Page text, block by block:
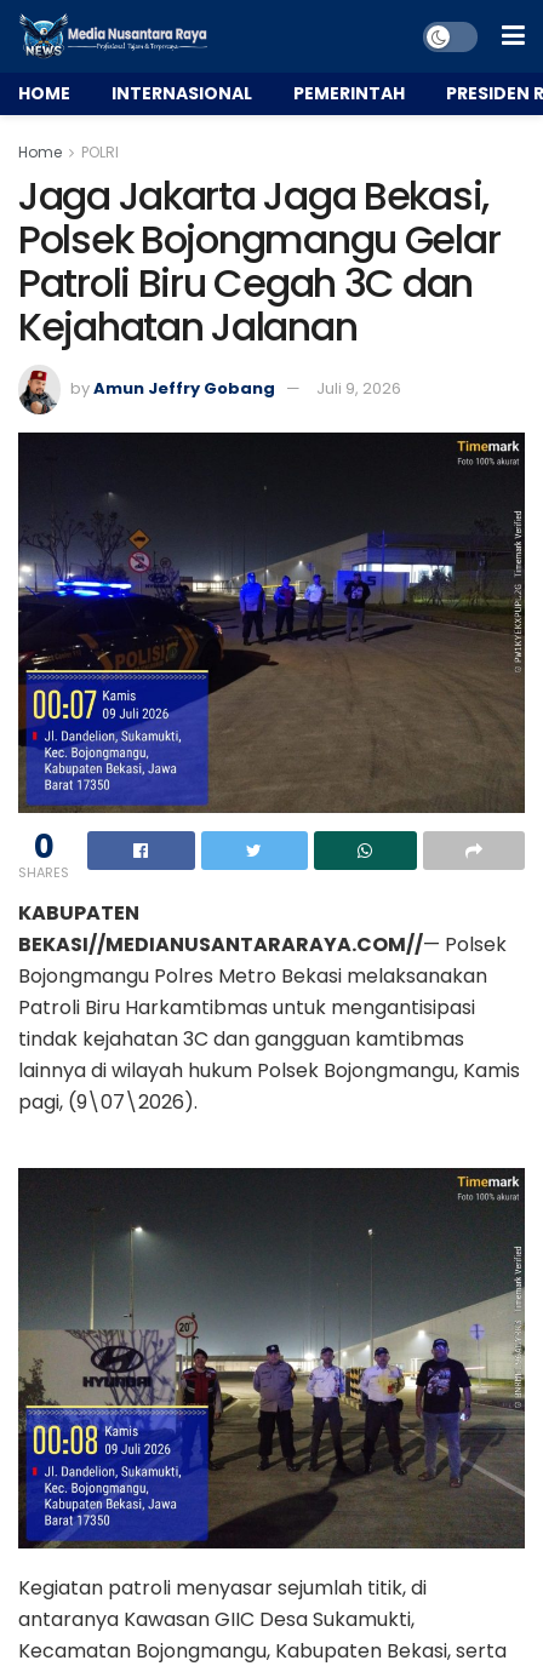
HOME INTERNASIONAL PEMERINTAH PRESIDEN
Home POLRI
Jaga Jakarta Jaga Bekasi,
Polsek Bojongmangu Gelar
Patroli Biru Cegah 3C dan
Kejahatan Jalanan
byAmun Jeffry Gobang Juli 9, 2026
0
SHARES
KABUPATEN
BEKASI//MEDIANUSANTARARAYA.COM//— Polsek
Bojongmangu Polres Metro Bekasi melaksanakan
Patroli Biru Harkamtibmas untuk mengantisipasi
tindak kejahatan 3C dan gangguan kamtibmas
lainnya di wilayah hukum Polsek Bojongmangu, Kamis
pagi, (9\07\2026).
Kegiatan patroli menyasar sejumlah titik, di
antaranya Kawasan GIIC Desa Sukamukti,
Kecamatan Bojongmangu, Kabupaten Bekasi, serta